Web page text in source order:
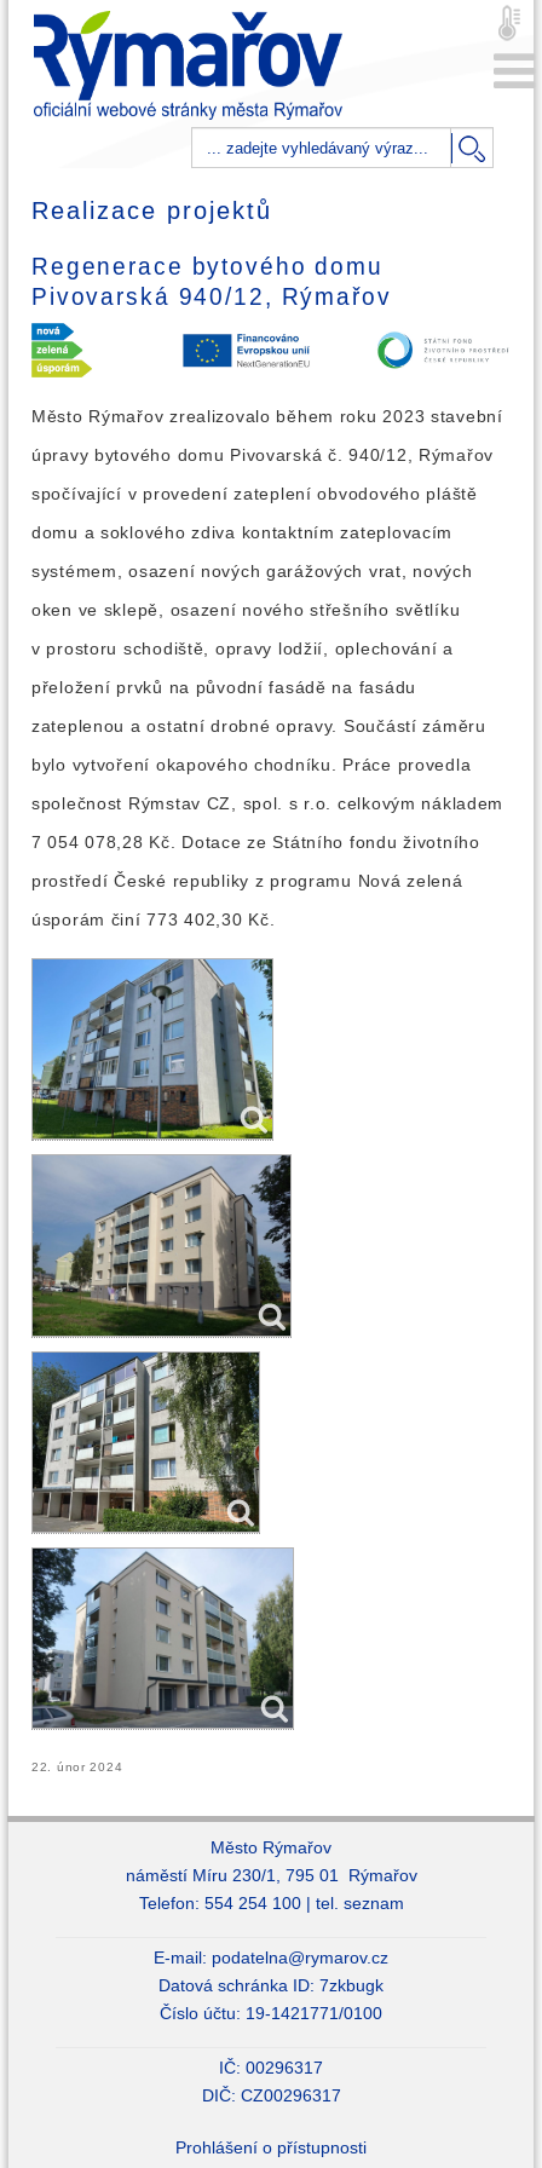
Realizace projektů
Regenerace bytového domu
Pivovarská 940/12, Rýmařov
Město Rýmařov zrealizovalo během roku 2023 stavební
úpravy bytového domu Pivovarská č. 940/12, Rýmařov
spočívající v provedení zateplení obvodového pláště
domu a soklového zdiva kontaktním zateplovacím
systémem, osazení nových garážových vrat, nových
oken ve sklepě, osazení nového střešního světlíku
v prostoru schodiště, opravy lodžií, oplechování a
přeložení prvků na původní fasádě na fasádu
zateplenou a ostatní drobné opravy. Součástí záměru
bylo vytvoření okapového chodníku. Práce provedla
společnost Rýmstav CZ, spol. s r.o. celkovým nákladem
7 054 078,28 Kč. Dotace ze Státního fondu životního
prostředí České republiky z programu Nová zelená
úsporám činí 773 402,30 Kč.
22. únor 2024
Město Rýmařov
náměstí Míru 230/1, 795 01 Rýmařov
Telefon: 554 254 100 | tel. seznam
E-mail: podatelna@rymarov.cz
Datová schránka ID: 7zkbugk
Číslo účtu: 19-1421771/0100
IČ: 00296317
DIČ: CZ00296317
Prohlášení o přístupnosti